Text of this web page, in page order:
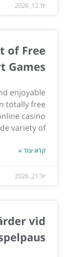
יול 12, 2026
of Free
Games
enjoyable
totally free
casino
variety of...
קרא עוד »
יול 21, 2026
vid